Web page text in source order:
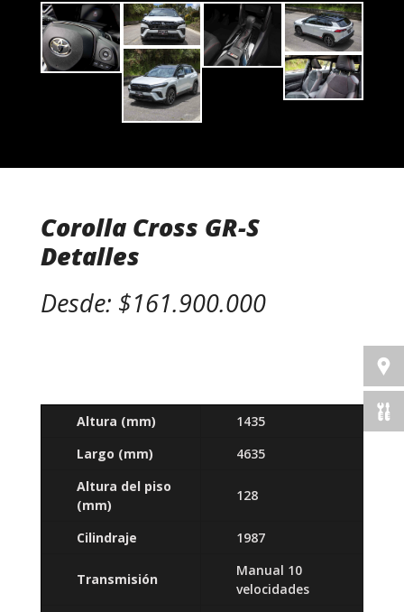
Corolla Cross GR-S
Detalles
Desde: $161.900.000
Altura (mm)
1435
Largo (mm)
4635
Altura del piso
(mm)
128
Cilindraje 1987
Transmisión
Manual 10
velocidades